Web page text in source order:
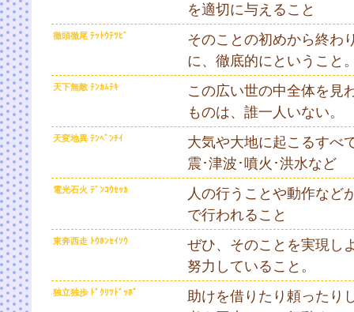
を適切に与えること
徹頭徹尾 ﾃｯﾄｳﾃﾂﾋﾞ
そのことの初めから終わ
に、徹底的にということ
天下無敵 ﾃﾝｶﾑﾃｷ
この広い世の中全体を見
ものは、誰一人いない。
天変地異 ﾃﾝﾍﾟﾝﾁｲ
大気や大地に起こるすべ
震･津波･噴火･洪水など
電光石火 ﾃﾞﾝｺｳｾｯｶ
人の行うことや動作など
で行われること
東奔西走 ﾄｳﾎﾝｾｲｿｳ
ぜひ、そのことを実現し
努力していること。
独立独歩 ﾄﾞｸﾘﾂﾄﾞｯﾎﾟ
助けを借りたり頼ったり